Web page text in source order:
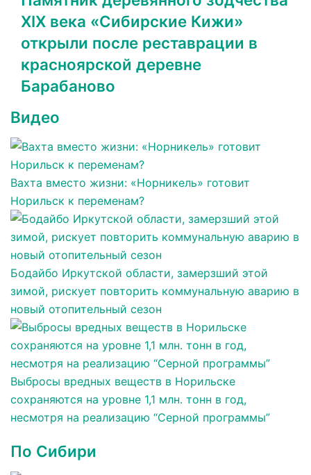
XIX века «Сибирские Кижи»
открыли после реставрации в
красноярской деревне
Барабаново
Видео
Вахта вместо жизни: «Норникель» готовит
Норильск к переменам?
Бодайбо Иркутской области, замерзший этой
зимой, рискует повторить коммунальную аварию в
новый отопительный сезон
Выбросы вредных веществ в Норильске
сохраняются на уровне 1,1 млн. тонн в год,
несмотря на реализацию “Серной программы”
По Сибири